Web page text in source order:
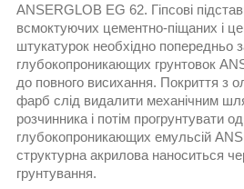
ANSERGLOB EG 62. Гіпсові
всмоктуючих цементно-піщаних і
штукатурок необхідно попередньо
глубокопроникающих грунтовок
до повного висихання. Покриття з
фарб слід видалити механічним
розчинника і потім прогрунтувати
глубокопроникающих емульсій
структурна акрилова наноситься
грунтування.